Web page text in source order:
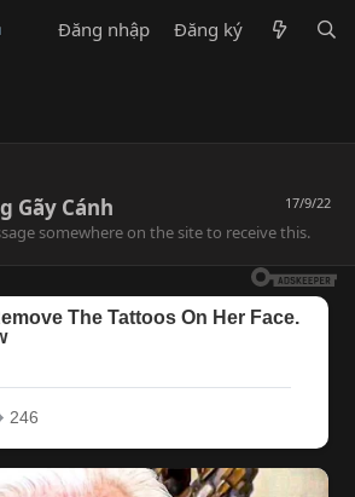
Đăng nhập Đăng ký
17/9/22
Gãy Cánh
somewhere on the site to receive this.